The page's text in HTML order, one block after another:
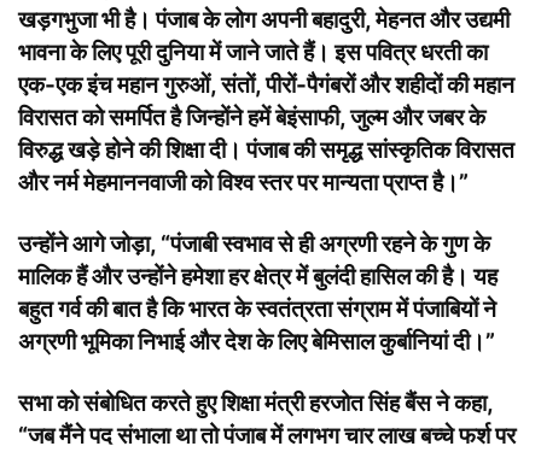
खड़गभुजा भी है। पंजाब के लोग अपनी बहादुरी, मेहनत और उद्यमी
भावना के लिए पूरी दुनिया में जाने जाते हैं। इस पवित्र धरती का
एक-एक इंच महान गुरुओं, संतों, पीरों-पैगंबरों और शहीदों की महान
विरासत को समर्पित है जिन्होंने हमें बेइंसाफी, जुल्म और जबर के
विरुद्ध खड़े होने की शिक्षा दी। पंजाब की समृद्ध सांस्कृतिक विरासत
और नर्म मेहमाननवाजी को विश्व स्तर पर मान्यता प्राप्त है।”
उन्होंने आगे जोड़ा, “पंजाबी स्वभाव से ही अग्रणी रहने के गुण के
मालिक हैं और उन्होंने हमेशा हर क्षेत्र में बुलंदी हासिल की है। यह
बहुत गर्व की बात है कि भारत के स्वतंत्रता संग्राम में पंजाबियों ने
अग्रणी भूमिका निभाई और देश के लिए बेमिसाल कुर्बानियां दी।”
सभा को संबोधित करते हुए शिक्षा मंत्री हरजोत सिंह बैंस ने कहा,
“जब मैंने पद संभाला था तो पंजाब में लगभग चार लाख बच्चे फर्श पर